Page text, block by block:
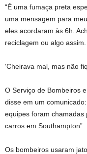
“É uma fumaça preta
uma mensagem para
eles acordaram às 6h.
reciclagem ou algo assim.
‘Cheirava mal, mas não
O Serviço de Bombeiros
disse em um
equipes foram
carros em Southampton”.
Os bombeiros usaram